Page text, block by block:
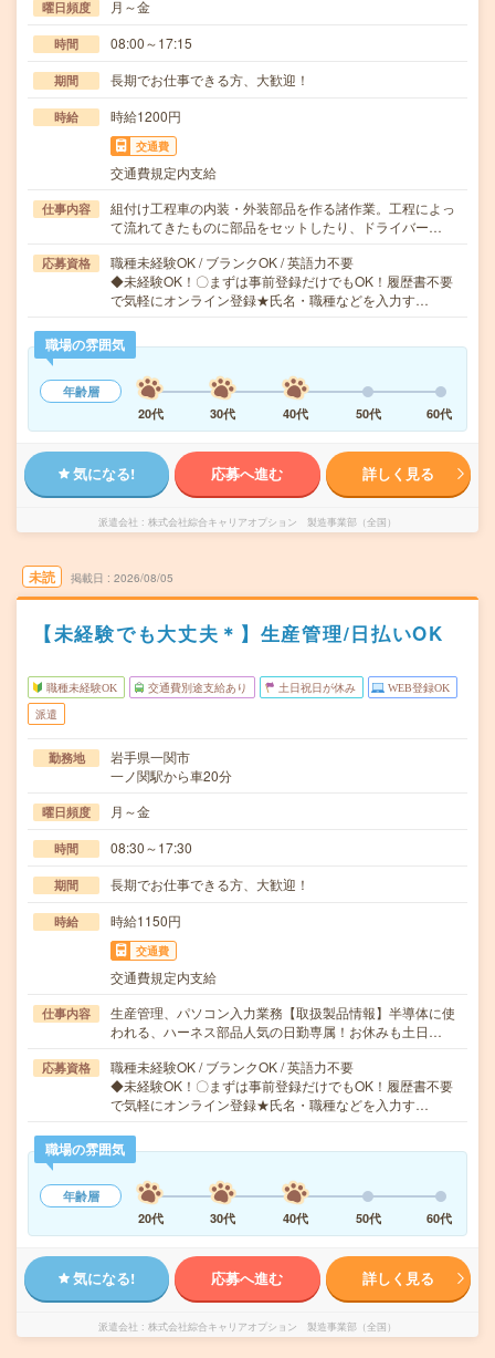
曜日頻度 月～金
時間 08:00～17:15
期間 長期でお仕事できる方、大歓迎！
時給 時給1200円
交通費
交通費規定内支給
仕事内容
組付け工程車の内装・外装部品を作る諸作業。工程によっ
て流れてきたものに部品をセットしたり、ドライバー…
応募資格
職種未経験OK / ブランクOK / 英語力不要
◆未経験OK！〇まずは事前登録だけでもOK！履歴書不要
で気軽にオンライン登録★氏名・職種などを入力す…
職場の雰囲気
年齢層
20代
30代 40代 50代 60代
気になる! 応募へ進む 詳しく見る
派遣会社 株式会社綜合キャリアオプション 製造事業部（全国）
未読 掲載日 2026/08/05
【未経験でも大丈夫＊】生産管理/日払いOK
職種未経験OK 交通費別途支給あり 土日祝日が休み WEB登録OK
派遣
勤務地
岩手県一関市
一ノ関駅から車20分
曜日頻度 月～金
時間 08:30～17:30
期間 長期でお仕事できる方、大歓迎！
時給 時給1150円
交通費
交通費規定内支給
仕事内容
生産管理、パソコン入力業務【取扱製品情報】半導体に使
われる、ハーネス部品人気の日勤専属！お休みも土日…
応募資格
職種未経験OK / ブランクOK / 英語力不要
◆未経験OK！〇まずは事前登録だけでもOK！履歴書不要
で気軽にオンライン登録★氏名・職種などを入力す…
職場の雰囲気
年齢層
20代
30代 40代 50代 60代
気になる! 応募へ進む 詳しく見る
派遣会社 株式会社綜合キャリアオプション 製造事業部（全国）